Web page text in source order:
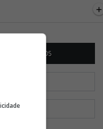
1 hora, 18 minutos